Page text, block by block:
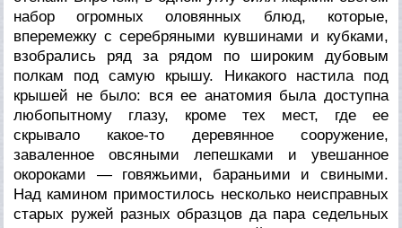
набор огромных оловянных блюд, которые,
вперемежку с серебряными кувшинами и кубками,
взобрались ряд за рядом по широким дубовым
полкам под самую крышу. Никакого настила под
крышей не было: вся ее анатомия была доступна
любопытному глазу, кроме тех мест, где ее
скрывало какое-то деревянное сооружение,
заваленное овсяными лепешками и увешанное
окороками — говяжьими, бараньими и свиными.
Над камином примостилось несколько неисправных
старых ружей разных образцов да пара седельных